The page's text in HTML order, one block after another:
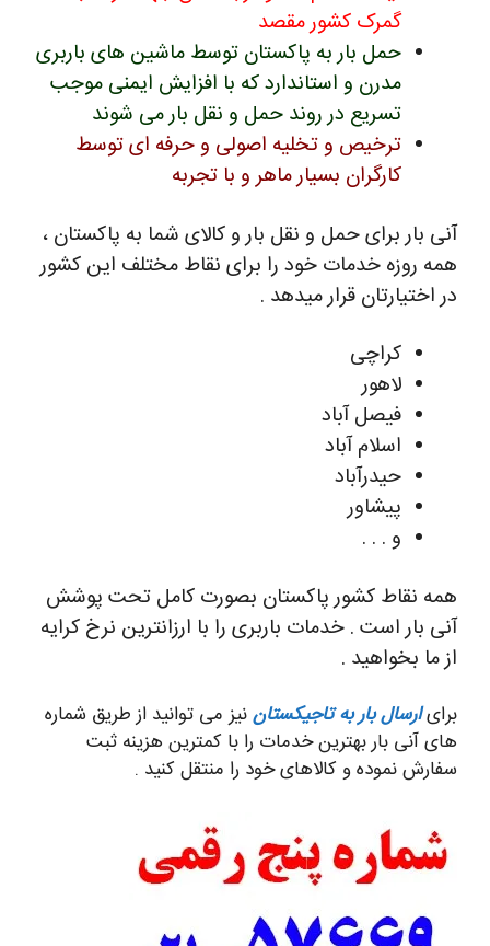
گمرک کشور مقصد
حمل بار به پاکستان توسط ماشین های باربری
مدرن و استاندارد که با افزایش ایمنی موجب
تسریع در روند حمل و نقل بار می شوند
ترخیص و تخلیه اصولی و حرفه ای توسط
کارگران بسیار ماهر و با تجربه
آنی بار برای حمل و نقل بار و کالای شما به پاکستان ،
همه روزه خدمات خود را برای نقاط مختلف این کشور
در اختیارتان قرار میدهد .
کراچی
لاهور
فیصل آباد
اسلام آباد
حیدرآباد
پیشاور
و . . .
همه نقاط کشور پاکستان بصورت کامل تحت پوشش
آنی بار است . خدمات باربری را با ارزانترین نرخ کرایه
از ما بخواهید .
برایارسال بار به تاجیکستاننیز می توانید از طریق شماره
های آنی بار بهترین خدمات را با کمترین هزینه ثبت
سفارش نموده و کالاهای خود را منتقل کنید .